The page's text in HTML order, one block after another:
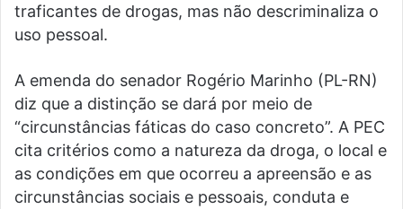
traficantes de drogas, mas não descriminaliza o
uso pessoal.
A emenda do senador Rogério Marinho (PL-RN)
diz que a distinção se dará por meio de
“circunstâncias fáticas do caso concreto”. A PEC
cita critérios como a natureza da droga, o local e
as condições em que ocorreu a apreensão e as
circunstâncias sociais e pessoais, conduta e